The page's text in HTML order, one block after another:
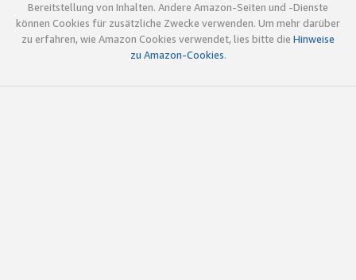
Bereitstellung von Inhalten. Andere Amazon-Seiten und -Dienste
können Cookies für zusätzliche Zwecke verwenden. Um mehr darüber
zu erfahren, wie Amazon Cookies verwendet, lies bitte die Hinweise
zu Amazon-Cookies.